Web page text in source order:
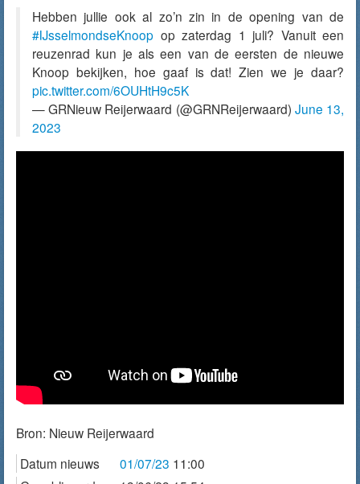
Hebben jullie ook al zo’n zin in de opening van de
#IJsselmondseKnoop op zaterdag 1 juli? Vanuit een
reuzenrad kun je als een van de eersten de nieuwe
Knoop bekijken, hoe gaaf is dat! Zien we je daar?
pic.twitter.com/6OUHtH9c5K
— GRNieuw Reijerwaard (@GRNReijerwaard) June 13,
2023
Bron: Nieuw Reijerwaard
Datum nieuws
01/07/23 11:00